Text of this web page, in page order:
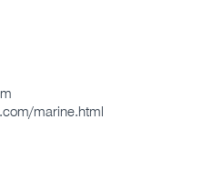
marine.html